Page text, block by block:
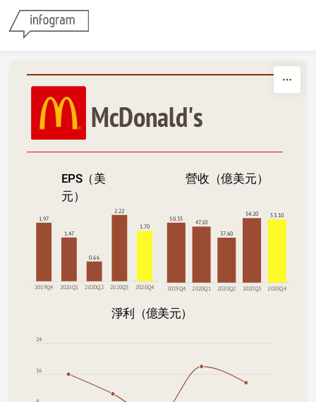
McDonald's
EPS（美
元）
營收（億美元）
2019Q4 2020Q1 2020Q2 2020Q3 2020Q4
1.97
1.47
0.66
2.22
1.70
2019Q4 2020Q1 2020Q2 2020Q3 2020Q4
50.35
47.10
37.60
54.20 53.10
淨利（億美元）
16
24